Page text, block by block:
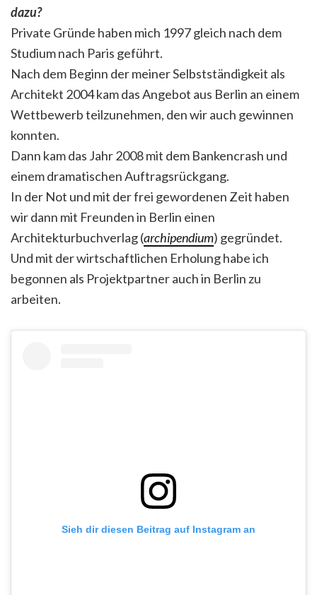
dazu?
Private Gründe haben mich 1997 gleich nach dem
Studium nach Paris geführt.
Nach dem Beginn der meiner Selbstständigkeit als
Architekt 2004 kam das Angebot aus Berlin an einem
Wettbewerb teilzunehmen, den wir auch gewinnen
konnten.
Dann kam das Jahr 2008 mit dem Bankencrash und
einem dramatischen Auftragsrückgang.
In der Not und mit der frei gewordenen Zeit haben
wir dann mit Freunden in Berlin einen
Architekturbuchverlag (archipendium) gegründet.
Und mit der wirtschaftlichen Erholung habe ich
begonnen als Projektpartner auch in Berlin zu
arbeiten.
Sieh dir diesen Beitrag auf Instagram an